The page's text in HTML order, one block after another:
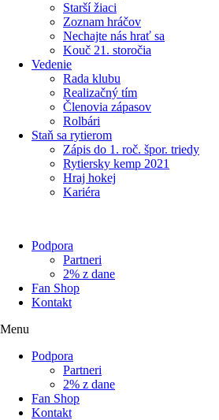
Starší žiaci
Zoznam hráčov
Nechajte nás hrať sa
Kouč 21. storočia
Vedenie
Rada klubu
Realizačný tím
Členovia zápasov
Rolbári
Staň sa rytierom
Zápis do 1. roč. špor. triedy
Rytiersky kemp 2021
Hraj hokej
Kariéra
Podpora
Partneri
2% z dane
Fan Shop
Kontakt
Menu
Podpora
Partneri
2% z dane
Fan Shop
Kontakt